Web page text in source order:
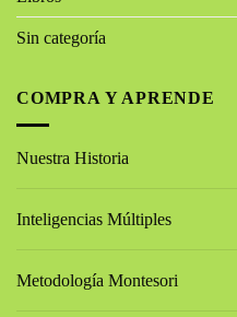
Sin categoría
COMPRA Y APRENDE
Nuestra Historia
Inteligencias Múltiples
Metodología Montesori